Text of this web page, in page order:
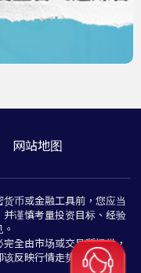
网站地图
币或金融工具前，您应当
谨慎考量投资目标、经验
全由市场或交易所提供，
反映行情走势价格仅为指